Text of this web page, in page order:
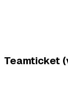
Teamticket